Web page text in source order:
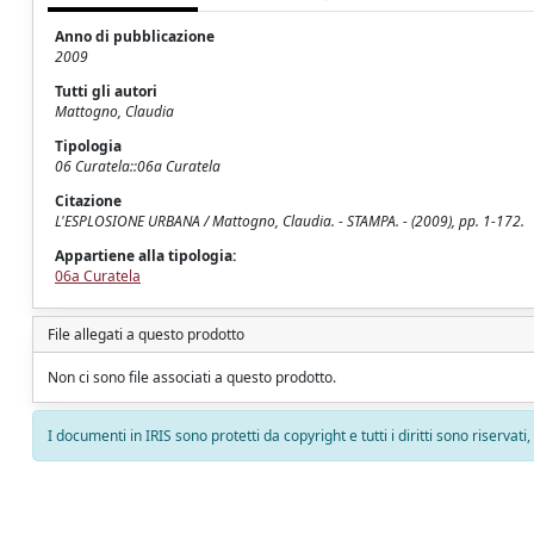
Anno di pubblicazione
2009
Tutti gli autori
Mattogno, Claudia
Tipologia
06 Curatela::06a Curatela
Citazione
L'ESPLOSIONE URBANA / Mattogno, Claudia. - STAMPA. - (2009), pp. 1-172.
Appartiene alla tipologia:
06a Curatela
File allegati a questo prodotto
Non ci sono file associati a questo prodotto.
I documenti in IRIS sono protetti da copyright e tutti i diritti sono